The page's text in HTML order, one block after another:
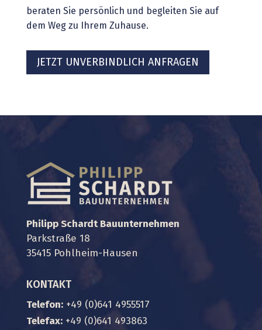
beraten Sie persönlich und begleiten Sie auf
dem Weg zu Ihrem Zuhause.
JETZT UNVERBINDLICH ANFRAGEN
Philipp Schardt Bauunternehmen
Parkstraße 18
35415 Pohlheim-Hausen
KONTAKT
Telefon:+49 (0)641 4955517
Telefax:+49 (0)641 493863